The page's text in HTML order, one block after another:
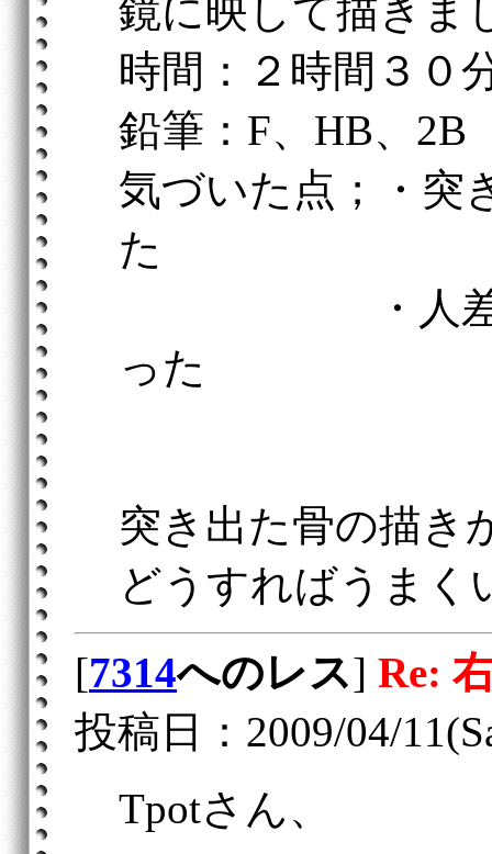
鏡に映して描きま
時間：２時間３０
鉛筆：F、HB、2B
気づいた点；・突
た
・人差し指
った
突き出た骨の描き
どうすればうまく
[7314へのレス] Re:
投稿日：2009/04/
Tpotさん、